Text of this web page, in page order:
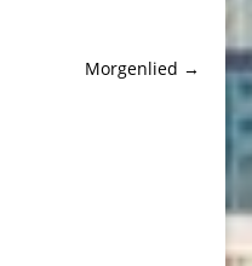
Morgenlied →